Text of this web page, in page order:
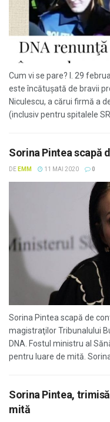
Cum vi se pare? I. 29
este încătușată de bravii
Niculescu, a cărui firmă a
(inclusiv pentru spitalele SRI
Sorina Pintea scapă
DE EMM 11 MAI 2020 0
Sorina Pintea scapă de
magistraţilor Tribunalului
DNA. Fostul ministru al
pentru luare de mită. Sorina
Sorina Pintea,
mită